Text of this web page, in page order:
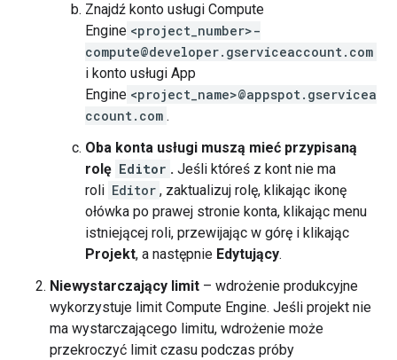
Znajdź konto usługi Compute
Engine <project_number>-
compute@developer.gserviceaccount.com
i konto usługi App
Engine <project_name>@appspot.gservicea
ccount.com .
Oba konta usługi muszą mieć przypisaną
rolę Editor . Jeśli któreś z kont nie ma
roli Editor , zaktualizuj rolę, klikając ikonę
ołówka po prawej stronie konta, klikając menu
istniejącej roli, przewijając w górę i klikając
Projekt, a następnie Edytujący.
Niewystarczający limit – wdrożenie produkcyjne
wykorzystuje limit Compute Engine. Jeśli projekt nie
ma wystarczającego limitu, wdrożenie może
przekroczyć limit czasu podczas próby